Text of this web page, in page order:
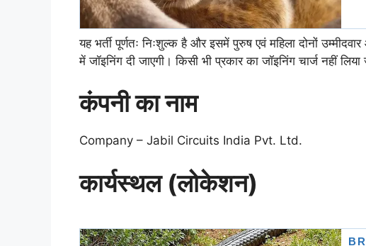
यह भर्ती पूर्णतः निःशुल्क है और इसमें पुरुष एवं महिला दोनों
में जॉइनिंग दी जाएगी। किसी भी प्रकार का जॉइनिंग चार्ज नहीं लिया
कंपनी का नाम
Company – Jabil Circuits India Pvt. Ltd.
कार्यस्थल (लोकेशन)